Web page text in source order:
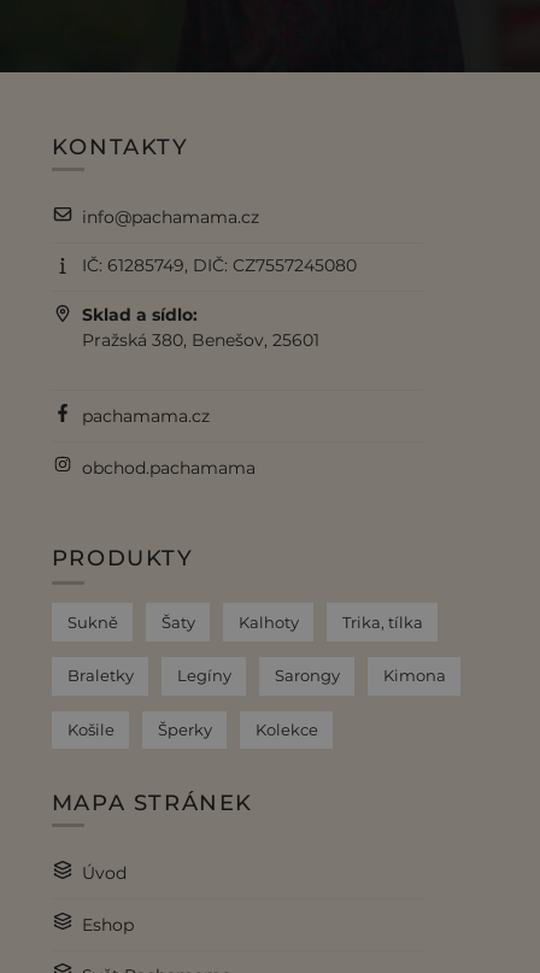
KONTAKTY
info@pachamama.cz
IČ: 61285749, DIČ: CZ7557245080
Sklad a sídlo:
Pražská 380, Benešov, 25601
pachamama.cz
obchod.pachamama
PRODUKTY
Sukně Šaty Kalhoty Trika, tílka
Braletky Legíny Sarongy Kimona
Košile Šperky Kolekce
MAPA STRÁNEK
Úvod
Eshop